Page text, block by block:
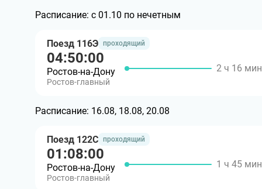
Расписание: с 01.10 по нечетным
Поезд 116Э проходящий
04:50:00
Ростов-на-Дону
Ростов-главный
2 ч 16 мин
Расписание: 16.08, 18.08, 20.08
Поезд 122С проходящий
01:08:00
Ростов-на-Дону
Ростов-главный
1 ч 45 мин